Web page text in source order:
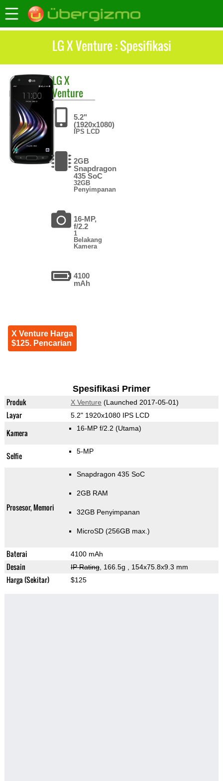
LG X Venture : Spesifikasi
LGX
Venture
5.2"
(1920x1080)
IPS LCD
2GB
Snapdragon
435 SoC
32GB
Penyimpanan
16-MP,
f/2.2
1
Belakang
Kamera
4100
mAh
X Venture Harga
$125. Pencarian
Spesifikasi Primer
Produk X Venture (Launched 2017-05-01)
Layar 5.2" 1920x1080 IPS LCD
Kamera 16-MP f/2.2 (Utama)
Selfie 5-MP
Prosesor, Memori
Snapdragon 435 SoC
2GB RAM
32GB Penyimpanan
MicroSD (256GB max.)
Baterai 4100 mAh
Desain IP Rating, 166.5g , 154x75.8x9.3 mm
Harga (Sekitar) $125